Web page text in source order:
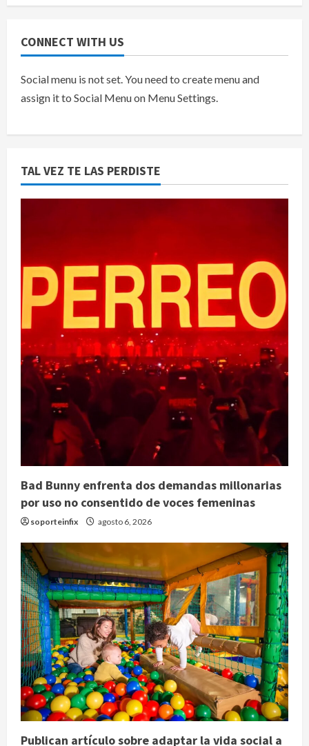
CONNECT WITH US
Social menu is not set. You need to create menu and
assign it to Social Menu on Menu Settings.
TAL VEZ TE LAS PERDISTE
Bad Bunny enfrenta dos demandas millonarias
por uso no consentido de voces femeninas
soporteinfix agosto 6, 2026
Publican artículo sobre adaptar la vida social a